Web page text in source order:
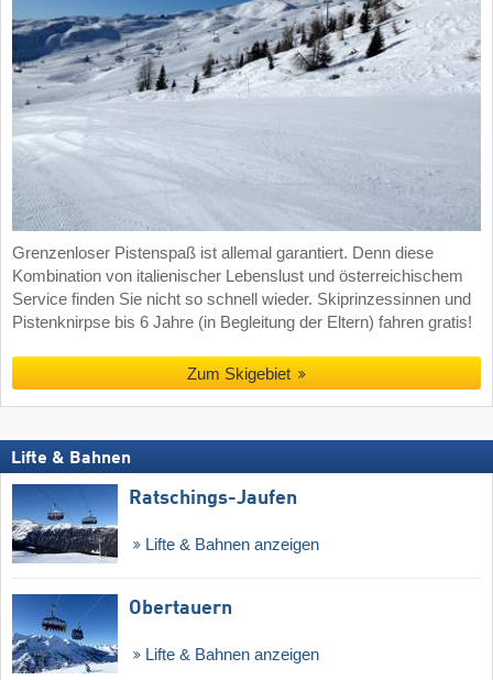
Grenzenloser Pistenspaß ist allemal garantiert. Denn diese
Kombination von italienischer Lebenslust und österreichischem
Service finden Sie nicht so schnell wieder. Skiprinzessinnen und
Pistenknirpse bis 6 Jahre (in Begleitung der Eltern) fahren gratis!
Zum Skigebiet
Lifte & Bahnen
Ratschings-Jaufen
Lifte & Bahnen anzeigen
Obertauern
Lifte & Bahnen anzeigen